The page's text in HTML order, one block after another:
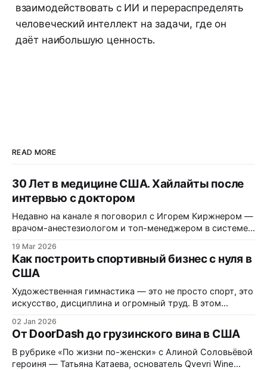
взаимодействовать с ИИ и перераспределять
человеческий интеллект на задачи, где он
даёт наибольшую ценность.
READ MORE
30 Лет в медицине США. Хайлайты после
интервью с доктором
Недавно на канале я поговорил с Игорем Киржнером —
врачом-анестезиологом и топ-менеджером в системе
американских госпиталей, управляет медицинскими
командами и участвует в оптимизации процессов в
десятках больниц по всей стране. Мы поговорили о
том, как на самом деле работает медицина в США.
19 Mar 2026
Как построить спортивный бизнес с нуля в
США
Художественная гимнастика — это не просто спорт, это
искусство, дисциплина и огромный труд. В этом
основательницы клуба «Champion Rhythmics» в Сан-
Диего, и узнаем, как превратить спортивное прошлое в
успешный бизнес в США. Шаг 1 Получите
профессиональное образование Фундамент успеха
02 Jan 2026
От DoorDash до грузинского вина в США
В рубрике «По жизни по-женски» с Алиной Соловьёвой
героиня — Татьяна Катаева, основатель Qvevri Wine